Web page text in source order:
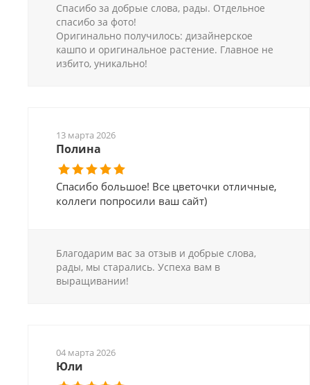
Спасибо за добрые слова, рады. Отдельное
спасибо за фото!
Оригинально получилось: дизайнерское
кашпо и оригинальное растение. Главное не
избито, уникально!
13 марта 2026
Полина
Спасибо большое! Все цветочки отличные,
коллеги попросили ваш сайт)
Благодарим вас за отзыв и добрые слова,
рады, мы старались. Успеха вам в
выращивании!
04 марта 2026
Юли